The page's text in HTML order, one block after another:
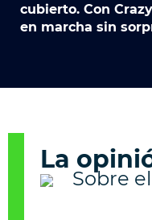
cubierto. Con
en marcha sin
La